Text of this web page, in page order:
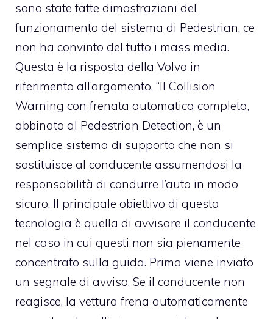
sono state fatte dimostrazioni del
funzionamento del sistema di Pedestrian, ce
non ha convinto del tutto i mass media.
Questa è la risposta della Volvo in
riferimento all’argomento. “Il Collision
Warning con frenata automatica completa,
abbinato al Pedestrian Detection, è un
semplice sistema di supporto che non si
sostituisce al conducente assumendosi la
responsabilità di condurre l’auto in modo
sicuro. Il principale obiettivo di questa
tecnologia è quella di avvisare il conducente
nel caso in cui questi non sia pienamente
concentrato sulla guida. Prima viene inviato
un segnale di avviso. Se il conducente non
reagisce, la vettura frena automaticamente